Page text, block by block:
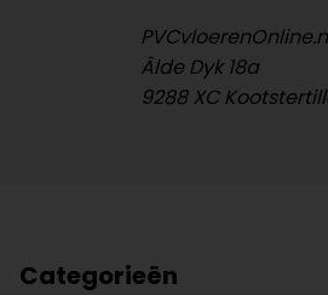
Âlde Dyk 18a
9288 XC
Categorieën